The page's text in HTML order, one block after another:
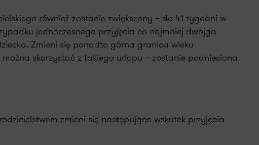
również zostanie zwiększony – do 41 tygodni w
jednoczesnego przyjęcia co najmniej dwojga
Zmieni się ponadto górna granica wieku
skorzystać z takiego urlopu – zostanie podniesiona
zmieni się następująco wskutek przyjęcia